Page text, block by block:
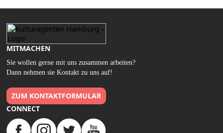
MITMACHEN
Sie wollen gerne mit uns zusammen arbeiten?
Dann nehmen sie Kontakt zu uns auf!
ZUM KONTAKTFORMULAR
CONNECT